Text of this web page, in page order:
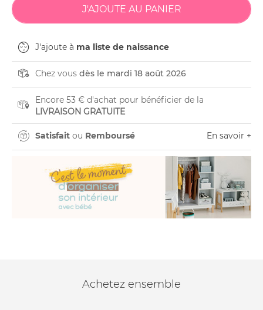
J'ajoute à ma liste de naissance
Chez vous dès le mardi 18 août 2026
Encore 53 € d'achat pour bénéficier de la
LIVRAISON GRATUITE
Satisfait ou Remboursé En savoir +
Achetez ensemble